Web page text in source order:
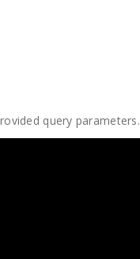
query parameters.